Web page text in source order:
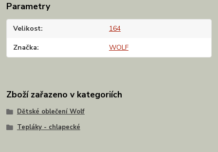
Parametry
Velikost 164
Značka WOLF
Zboží zařazeno v kategoriích
Dětské oblečení Wolf
Tepláky - chlapecké